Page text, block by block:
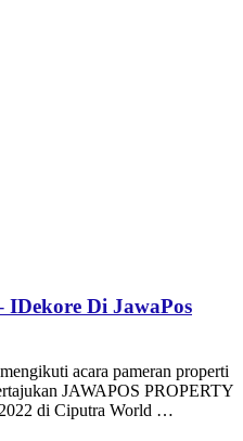
IDekore Di JawaPos
acara pameran properti
JAWAPOS PROPERTY
di Ciputra World …